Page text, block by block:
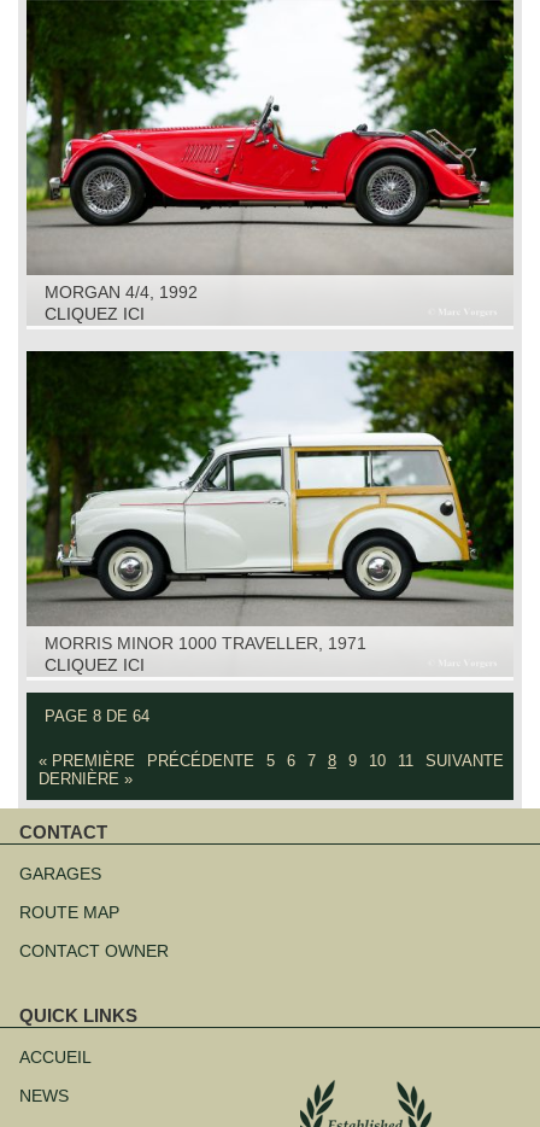
MORGAN 4/4, 1992
CLIQUEZ ICI
MORRIS MINOR 1000 TRAVELLER, 1971
CLIQUEZ ICI
PAGE 8 DE 64
« PREMIÈRE PRÉCÉDENTE 5 6 7 8 9 10 11
SUIVANTE
DERNIÈRE »
CONTACT
au
GARAGES
ROUTE MAP
CONTACT OWNER
QUICK LINKS
au
ACCUEIL
NEWS